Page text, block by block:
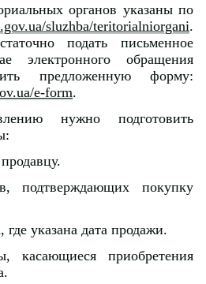
органов указаны по
sluzhba/teritorialniorgani.
подать письменное
электронного обращения
предложенную форму:
e-form.
нужно подготовить
подтверждающих покупку
где указана дата продажи.
касающиеся приобретения